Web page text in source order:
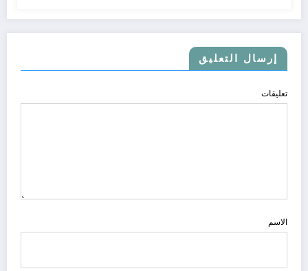
إرسال التعليق
تعليقات
الاسم